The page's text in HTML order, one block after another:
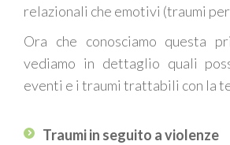
relazionali che emotivi (traumi
Ora che conosciamo questa
vediamo in dettaglio quali
eventi e i traumi trattabili con la
Traumi in seguito a violenze